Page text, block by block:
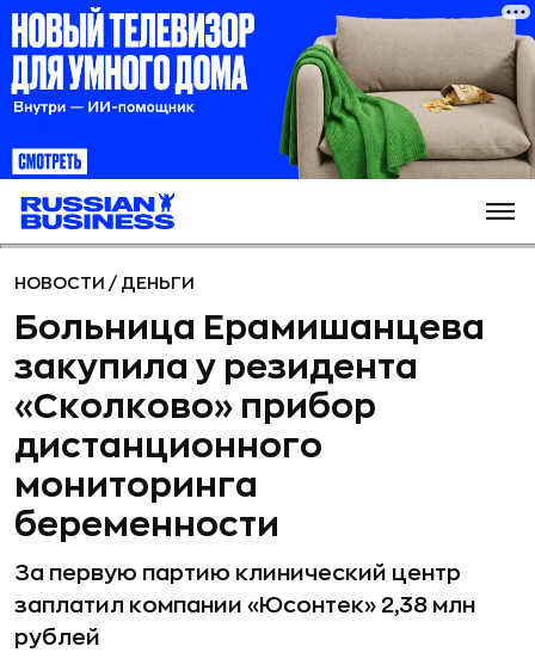
НОВОСТИ / ДЕНЬГИ
Больница Ерамишанцева
закупила у резидента
«Сколково» прибор
дистанционного
мониторинга
беременности
За первую партию клинический центр
заплатил компании «Юсонтек» 2,38 млн
рублей